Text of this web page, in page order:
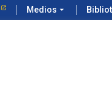
Medios arrow_drop_down